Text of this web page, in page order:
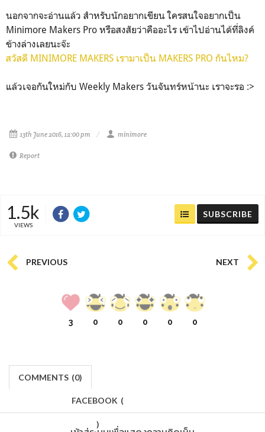
นอกจากจะอ่านแล้ว สำหรับนักอยากเขียน ใครสนใจอยากเป็น
Minimore Makers Pro หรือสงสัยว่าคืออะไร เข้าไปอ่านได้ที่ลิงค์
ข้างล่างเลยนะจ๊ะ
สวัสดี MINIMORE MAKERS เรามาเป็น MAKERS PRO กันไหม?
แล้วเจอกันใหม่กับ Weekly Makers วันจันทร์หน้านะ เราจะรอ :>
13th June 2016, 12:00 pm minimore
Report
1.5k
VIEWS
SUBSCRIBE
PREVIOUS NEXT
3 0 0 0 0 0
COMMENTS (0)
FACEBOOK (
)